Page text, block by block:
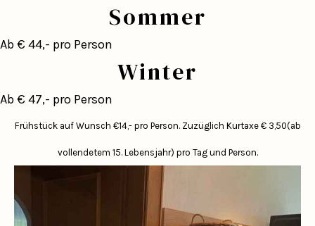
Sommer
Ab € 44,- pro Person
Winter
Ab € 47,- pro Person
Frühstück auf Wunsch €14,- pro Person.Zuzüglich Kurtaxe € 3,50(ab
vollendetem 15. Lebensjahr) pro Tag und Person.